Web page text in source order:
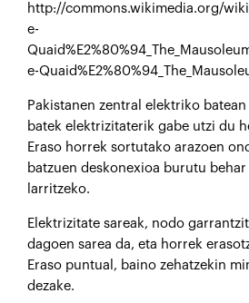
http://commons.wikimedia.org/wiki/
e-
e-
Pa kistanen zentral elektriko
batek elektrizitaterik gabe utzi du
Eraso horrek sortutako arazoen
batzuen deskonexioa burutu
larritzeko.
Elektrizitate sareak, nodo
dagoen sarea da, eta horrek
Eraso puntual, baino zehatzekin
dezake.